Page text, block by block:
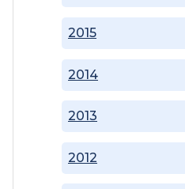
2012
2013
2014
2015